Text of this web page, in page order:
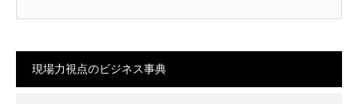
現場力視点のビジネス事典